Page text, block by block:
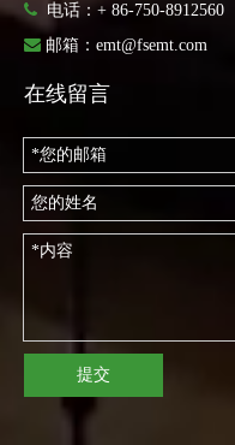
 电话： + 86-750-8912560
 邮箱： emt@fsemt.com
在线留言
提交